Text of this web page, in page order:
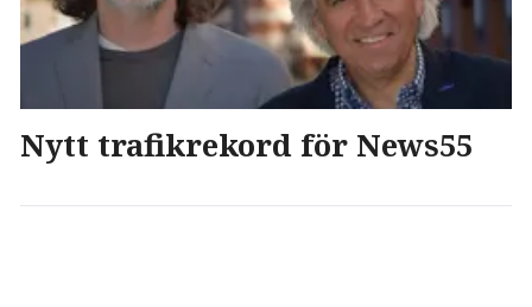
Nytt trafikrekord för News55